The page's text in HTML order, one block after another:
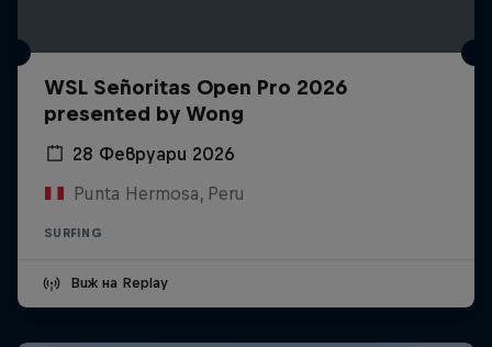
WSL Señoritas Open Pro 2026
presented by Wong
28 Февруари 2026
Punta Hermosa, Peru
SURFING
Виж на Replay